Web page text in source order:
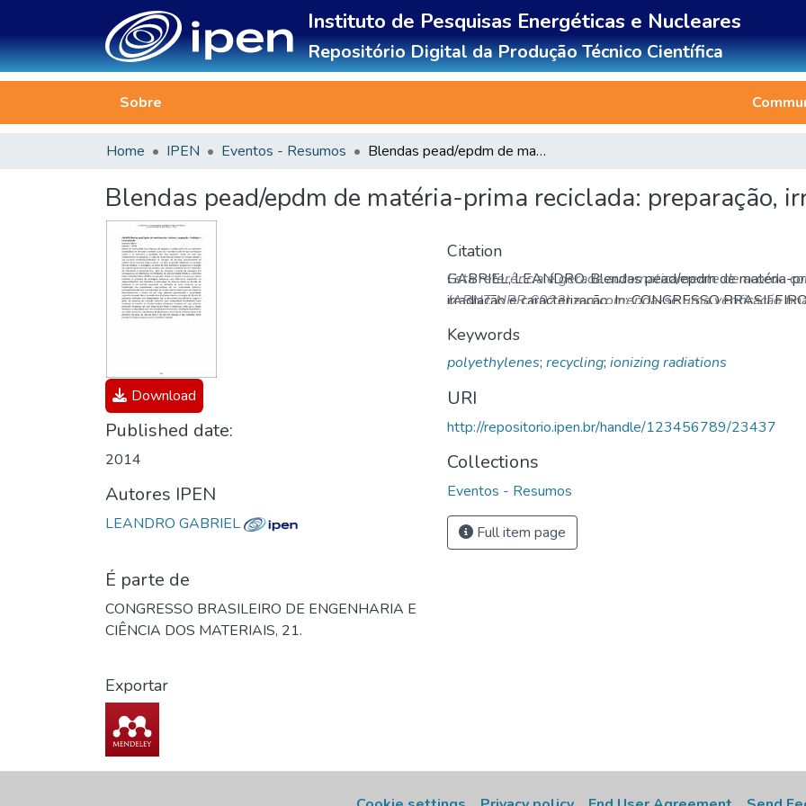
Instituto de Pesquisas Energéticas e Nucleares
Repositório Digital da Produção Técnico Científica
Sobre
Home IPEN Eventos - Resumos Blendas pead/epdm de matéria-prima reciclada: preparação, irradiação e caracterização
Blendas pead/epdm de matéria-prima reciclada: preparação,
Download
Published date:
2014
Autores IPEN
LEANDRO GABRIEL
É parte de
CONGRESSO BRASILEIRO DE ENGENHARIA E
CIÊNCIA DOS MATERIAIS, 21.
Exportar
Citation
GABRIEL, LEANDRO. Blendas pead/epdm de matéria-
irradiação e caracterização. In: CONGRESSO
Disponível em: http://repositorio.ipen.br/handle/
2026.
Esta referência é gerada automaticamente de acordo
(ABNT NBR 6023) e recomenda-se uma verificação
Keywords
polyethylenes; recycling; ionizing radiations
URI
http://repositorio.ipen.br/handle/123456789/23437
Collections
Eventos - Resumos
Full item page